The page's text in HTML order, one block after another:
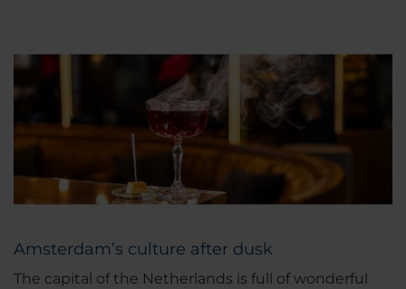
Amsterdam’s culture after dusk
The capital of the Netherlands is full of wonderful